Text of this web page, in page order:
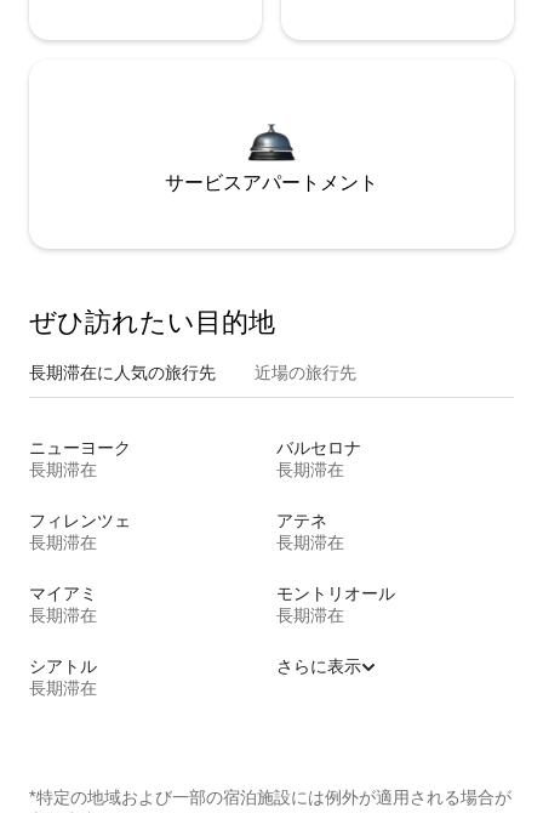
サービスアパートメント
ぜひ訪⁠れ⁠た⁠い目⁠的⁠地
長期滞在に人気の旅行先 近場の旅行先
ニューヨーク
長期滞在
バルセロナ
長期滞在
フィレンツェ
長期滞在
アテネ
長期滞在
マイアミ
長期滞在
モントリオール
長期滞在
シアトル
長期滞在
さらに表示
*特定の地域および一部の宿泊施設には例外が適用される場合が